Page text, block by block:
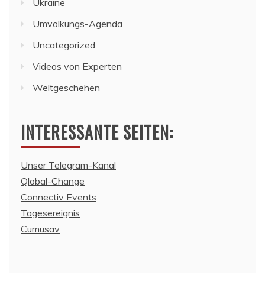
Umvolkungs-Agenda
Uncategorized
Videos von Experten
Weltgeschehen
INTERESSANTE SEITEN:
Unser Telegram-Kanal
Qlobal-Change
Connectiv Events
Tagesereignis
Cumusav